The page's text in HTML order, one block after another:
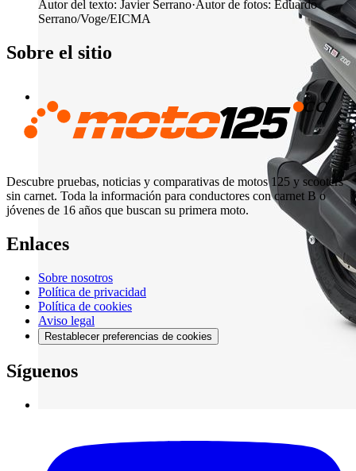
Autor del texto: Javier Serrano·Autor de fotos: Eduardo
Serrano/Voge/EICMA
Sobre el sitio
Descubre pruebas, noticias y comparativas de motos 125 y scooters
sin carnet. Toda la información para conductores con carnet B o
jóvenes de 16 años que buscan su primera moto.
Enlaces
Sobre nosotros
Política de privacidad
Política de cookies
Aviso legal
Restablecer preferencias de cookies
Síguenos